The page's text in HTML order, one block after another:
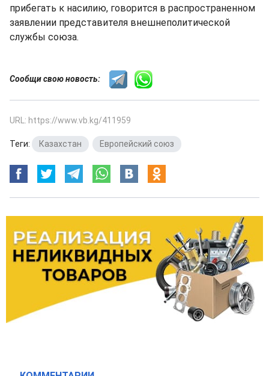
прибегать к насилию, говорится в распространенном
заявлении представителя внешнеполитической
службы союза.
Сообщи свою новость:
URL: https://www.vb.kg/411959
Теги: Казахстан Европейский союз